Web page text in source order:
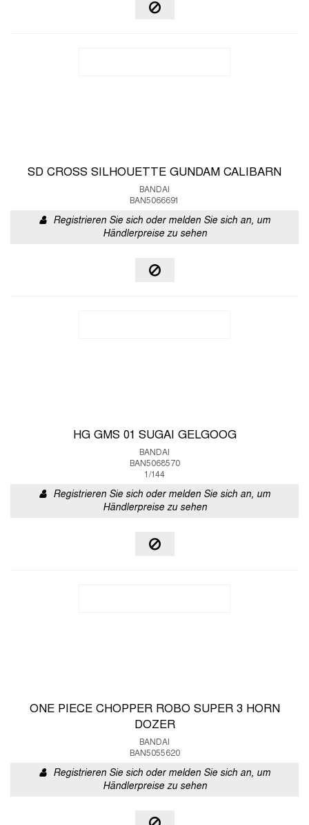
SD CROSS SILHOUETTE GUNDAM CALIBARN
BANDAI
BAN5066691
Registrieren Sie sich oder melden Sie sich an, um
Händlerpreise zu sehen
HG GMS 01 SUGAI GELGOOG
BANDAI
BAN5068570
1/144
Registrieren Sie sich oder melden Sie sich an, um
Händlerpreise zu sehen
ONE PIECE CHOPPER ROBO SUPER 3 HORN
DOZER
BANDAI
BAN5055620
Registrieren Sie sich oder melden Sie sich an, um
Händlerpreise zu sehen